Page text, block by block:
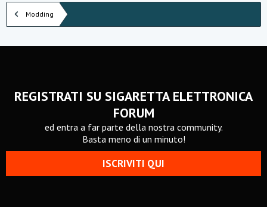
Modding
REGISTRATI SU SIGARETTA ELETTRONICA
FORUM
ed entra a far parte della nostra community.
Basta meno di un minuto!
ISCRIVITI QUI